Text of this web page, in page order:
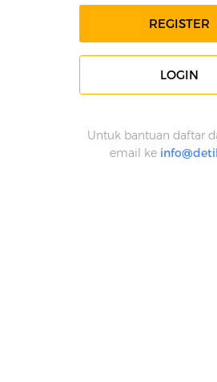
REGISTER
LOGIN
Untuk bantuan daftar
email ke